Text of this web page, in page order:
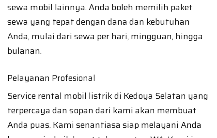
sewa mobil lainnya. Anda boleh memilih paket
sewa yang tepat dengan dana dan kebutuhan
Anda, mulai dari sewa per hari, mingguan, hingga
bulanan.
Pelayanan Profesional
Service rental mobil listrik di Kedoya Selatan yang
terpercaya dan sopan dari kami akan membuat
Anda puas. Kami senantiasa siap melayani Anda